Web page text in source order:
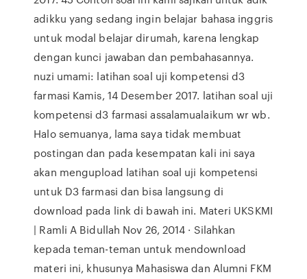
adikku yang sedang ingin belajar bahasa inggris
untuk modal belajar dirumah, karena lengkap
dengan kunci jawaban dan pembahasannya.
nuzi umami: latihan soal uji kompetensi d3
farmasi Kamis, 14 Desember 2017. latihan soal uji
kompetensi d3 farmasi assalamualaikum wr wb.
Halo semuanya, lama saya tidak membuat
postingan dan pada kesempatan kali ini saya
akan mengupload latihan soal uji kompetensi
untuk D3 farmasi dan bisa langsung di
download pada link di bawah ini. Materi UKSKMI
| Ramli A Bidullah Nov 26, 2014 · Silahkan
kepada teman-teman untuk mendownload
materi ini, khusunya Mahasiswa dan Alumni FKM